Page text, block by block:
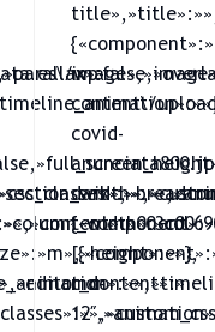
wp-
content\/
covid-
md-